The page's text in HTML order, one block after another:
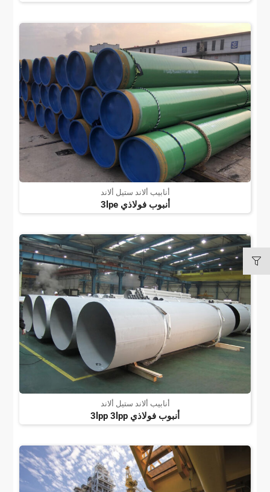
أنابيب ألاند ستيل ألاند
أنبوب فولاذي 3lpe
أنابيب ألاند ستيل ألاند
أنبوب فولاذي 3lpp 3lpp